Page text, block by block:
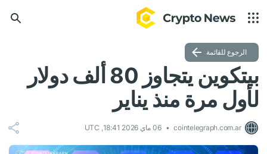
الرجوع للقائمة
بيتكوين يتجاوز 80 ألف دولار
لأول مرة منذ يناير
cointelegraph.com.ar 06 ماي 2026 18:41, UTC